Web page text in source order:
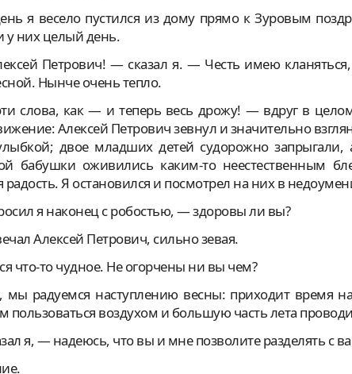
я весело пустился из дому прямо к Зуровым
у них целый день.
Петрович! — сказал я. — Честь имею
Нынче очень тепло.
слова, как — и теперь весь дрожу! — вдруг в
Алексей Петрович зевнул и значительно
двое младших детей судорожно запрыгали,
бабушки оживились каким-то неестественным
радость. Я остановился и посмотрел на них в
я наконец с робостью, — здоровы ли вы?
Алексей Петрович, сильно зевая.
что-то чудное. Не огорчены ни вы чем?
радуемся наступлению весны: приходит время
воздухом и большую часть лета
я, — надеюсь, что вы и мне позволите разделять с